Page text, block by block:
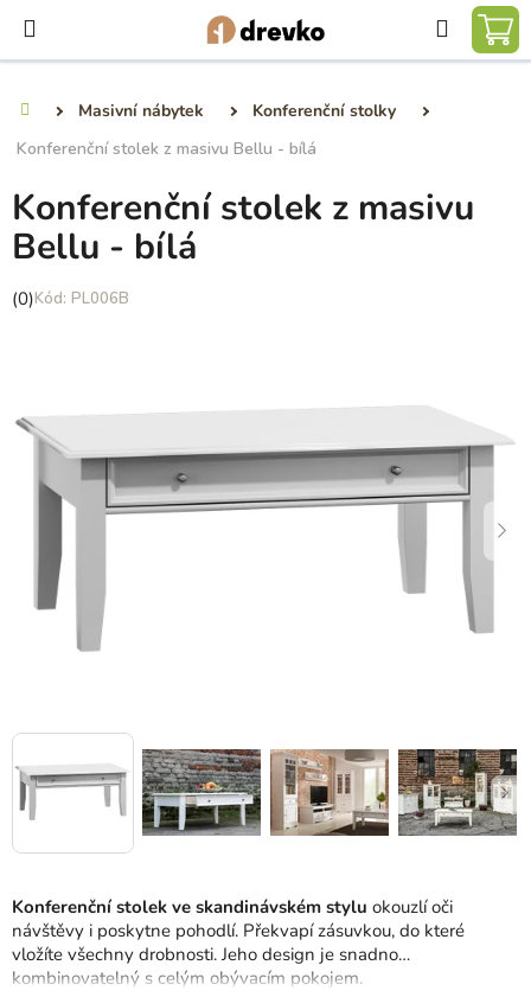
obsah
Hledat
Masivní nábytek
Konferenční stolky
Konferenční stolek z masivu Bellu - bílá
Konferenční stolek ve skandinávském stylu okouzlí oči
návštěvy i poskytne pohodlí. Překvapí zásuvkou, do které
vložíte všechny drobnosti. Jeho design je snadno
kombinovatelný s celým obývacím pokojem.
Konferenční stolek z masivu
Bellu - bílá
Průměrné
z
hvězdiček.
(0) PL006B